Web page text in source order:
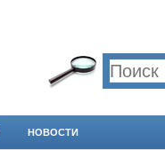
НОВОСТИ